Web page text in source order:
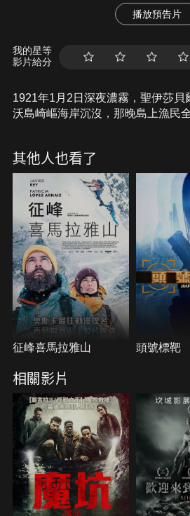
播放預告片
我的星等
影片給分
1921年1月2日深夜濃霧，聖伊莎貝
沃島崎嶇海岸沉沒，那晚島上漁民
阿根廷記者卻深入調查，揭露船難
現那夜島上太多可怕的「巧合」…
其他人也看了
征峰喜馬拉雅山 頭號標靶
相關影片